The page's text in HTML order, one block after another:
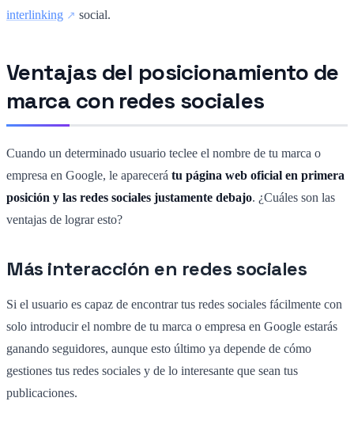
interlinking
social.
Ventajas del posicionamiento de
marca con redes sociales
Cuando un determinado usuario teclee el nombre de tu marca o
empresa en Google, le aparecerá tu página web oficial en primera
posición y las redes sociales justamente debajo. ¿Cuáles son las
ventajas de lograr esto?
Más interacción en redes sociales
Si el usuario es capaz de encontrar tus redes sociales fácilmente con
solo introducir el nombre de tu marca o empresa en Google estarás
ganando seguidores, aunque esto último ya depende de cómo
gestiones tus redes sociales y de lo interesante que sean tus
publicaciones.